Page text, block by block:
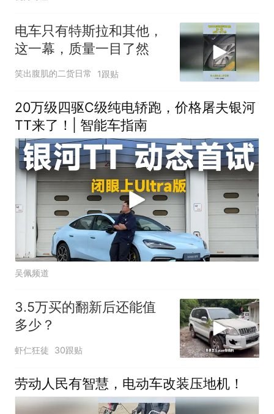
电车只有特斯拉和其他，
这一幕，质量一目了然
笑出腹肌的二货日常 1跟贴
20万级四驱C级纯电轿跑，价格屠夫银河
TT来了！| 智能车指南
吴佩频道
3.5万买的翻新后还能值
多少？
虾仁狂徒 30跟贴
劳动人民有智慧，电动车改装压地机！